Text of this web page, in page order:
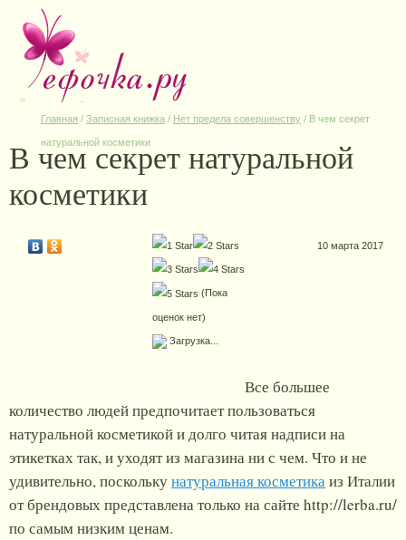
Главная / Записная книжка / Нет предела совершенству / В чем секрет
натуральной косметики
В чем секрет натуральной
косметики
(Пока
оценок нет)
Загрузка...
10 марта 2017
Все большее
количество людей предпочитает пользоваться
натуральной косметикой и долго читая надписи на
этикетках так, и уходят из магазина ни с чем. Что и не
удивительно, посколькунатуральная косметикаиз Италии
от брендовых представлена только на сайте http://lerba.ru/
по самым низким ценам.